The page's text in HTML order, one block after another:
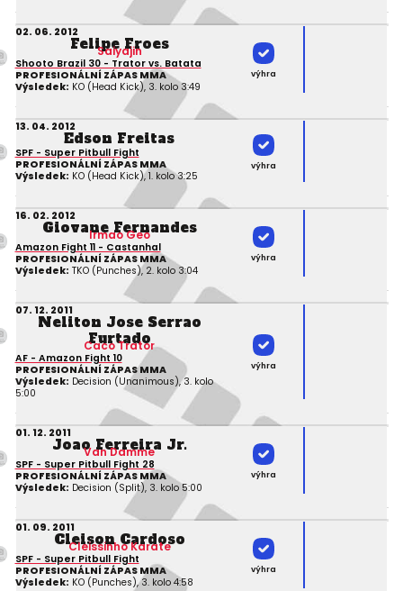
02. 06. 2012
Felipe Froes
Saiyajin
Shooto Brazil 30 - Trator vs. Batata
PROFESIONÁLNÍ ZÁPAS MMA
Výsledek: KO (Head Kick), 3. kolo 3:49
výhra
13. 04. 2012
Edson Freitas
SPF - Super Pitbull Fight
PROFESIONÁLNÍ ZÁPAS MMA
Výsledek: KO (Head Kick), 1. kolo 3:25
výhra
16. 02. 2012
Giovane Fernandes
Irmao Geo
Amazon Fight 11 - Castanhal
PROFESIONÁLNÍ ZÁPAS MMA
Výsledek: TKO (Punches), 2. kolo 3:04
výhra
07. 12. 2011
Neliton Jose Serrao
Furtado
Caco Trator
AF - Amazon Fight 10
PROFESIONÁLNÍ ZÁPAS MMA
Výsledek: Decision (Unanimous), 3. kolo
5:00
výhra
01. 12. 2011
Joao Ferreira Jr.
Van Damme
SPF - Super Pitbull Fight 28
PROFESIONÁLNÍ ZÁPAS MMA
Výsledek: Decision (Split), 3. kolo 5:00
výhra
01. 09. 2011
Cleison Cardoso
Cleissinho Karate
SPF - Super Pitbull Fight
PROFESIONÁLNÍ ZÁPAS MMA
Výsledek: KO (Punches), 3. kolo 4:58
výhra